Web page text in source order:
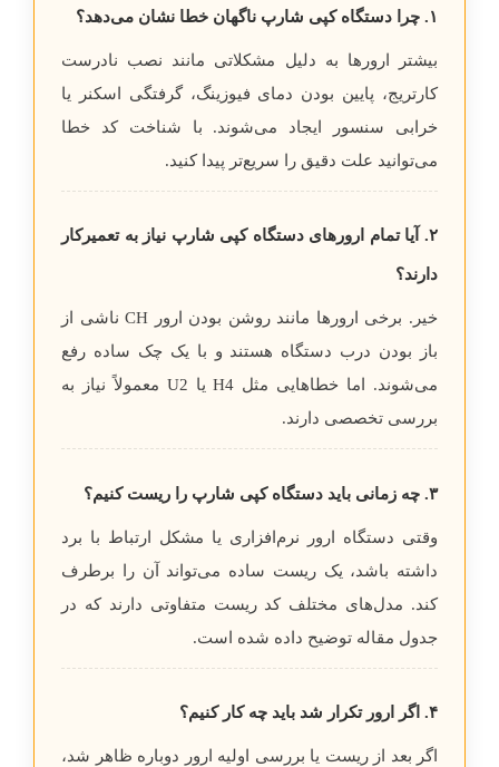
۱. چرا دستگاه کپی شارپ ناگهان خطا نشان می‌دهد؟
بیشتر ارورها به دلیل مشکلاتی مانند نصب نادرست
کارتریج، پایین بودن دمای فیوزینگ، گرفتگی اسکنر یا
خرابی سنسور ایجاد می‌شوند. با شناخت کد خطا
می‌توانید علت دقیق را سریع‌تر پیدا کنید.
۲. آیا تمام ارورهای دستگاه کپی شارپ نیاز به تعمیرکار
دارند؟
خیر. برخی ارورها مانند روشن بودن ارور CH ناشی از
باز بودن درب دستگاه هستند و با یک چک ساده رفع
می‌شوند. اما خطاهایی مثل H4 یا U2 معمولاً نیاز به
بررسی تخصصی دارند.
۳. چه زمانی باید دستگاه کپی شارپ را ریست کنیم؟
وقتی دستگاه ارور نرم‌افزاری یا مشکل ارتباط با برد
داشته باشد، یک ریست ساده می‌تواند آن را برطرف
کند. مدل‌های مختلف کد ریست متفاوتی دارند که در
جدول مقاله توضیح داده شده است.
۴. اگر ارور تکرار شد باید چه کار کنیم؟
اگر بعد از ریست یا بررسی اولیه ارور دوباره ظاهر شد،